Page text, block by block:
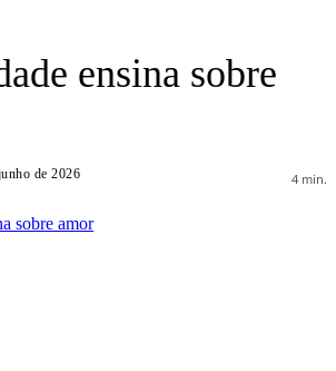
ensina sobre
de 2026 4 min.